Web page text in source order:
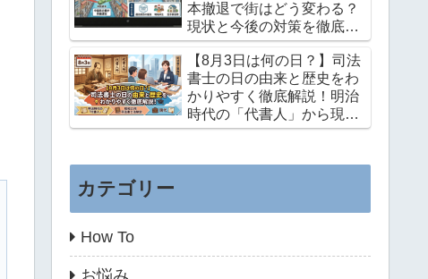
本撤退で街はどう変わる？
現状と今後の対策を徹底解
説
【8月3日は何の日？】司法
書士の日の由来と歴史をわ
かりやすく徹底解説！明治
時代の「代書人」から現代
までの感動の歩み
カテゴリー
How To
お悩み